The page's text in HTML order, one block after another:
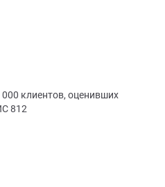
клиентов, оценивших
812